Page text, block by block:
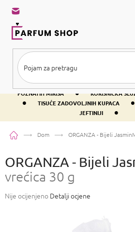
sadržaj
BESPLATNA DOSTAVA IZNAD PRIBLIŽNO 37 €
POZNATIH MIRISA
• KORISNIČKA
• TISUĆE ZADOVOLJNIH KUPACA •
JEFTINIJI
•
PočetnaDom ORGANZA - Bijeli Jasmin
ORGANZA - Bijeli
vrećica 30 g
Prosječna
Nije ocijenjeno Detalji ocjene